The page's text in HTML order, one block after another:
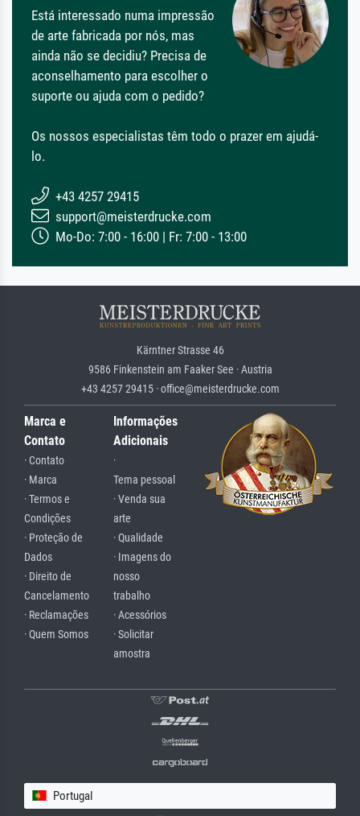
Está interessado numa impressão
de arte fabricada por nós, mas
ainda não se decidiu? Precisa de
aconselhamento para escolher o
suporte ou ajuda com o pedido?
Os nossos especialistas têm todo o prazer em ajudá-
lo.
+43 4257 29415
support@meisterdrucke.com
Mo-Do: 7:00 - 16:00 | Fr: 7:00 - 13:00
Kärntner Strasse 46
9586 Finkenstein am Faaker See · Austria
+43 4257 29415 · office@meisterdrucke.com
Marca e
Contato
· Contato
· Marca
· Termos e
Condições
· Proteção de
Dados
· Direito de
Cancelamento
· Reclamações
· Quem Somos
Informações
Adicionais
·
Tema pessoal
· Venda sua
arte
· Qualidade
· Imagens do
nosso
trabalho
· Acessórios
· Solicitar
amostra
Portugal